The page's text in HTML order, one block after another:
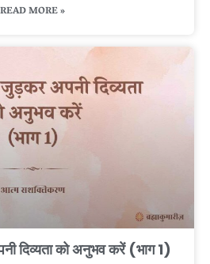
READ MORE »
दिव्यता को अनुभव करें (भाग 1)